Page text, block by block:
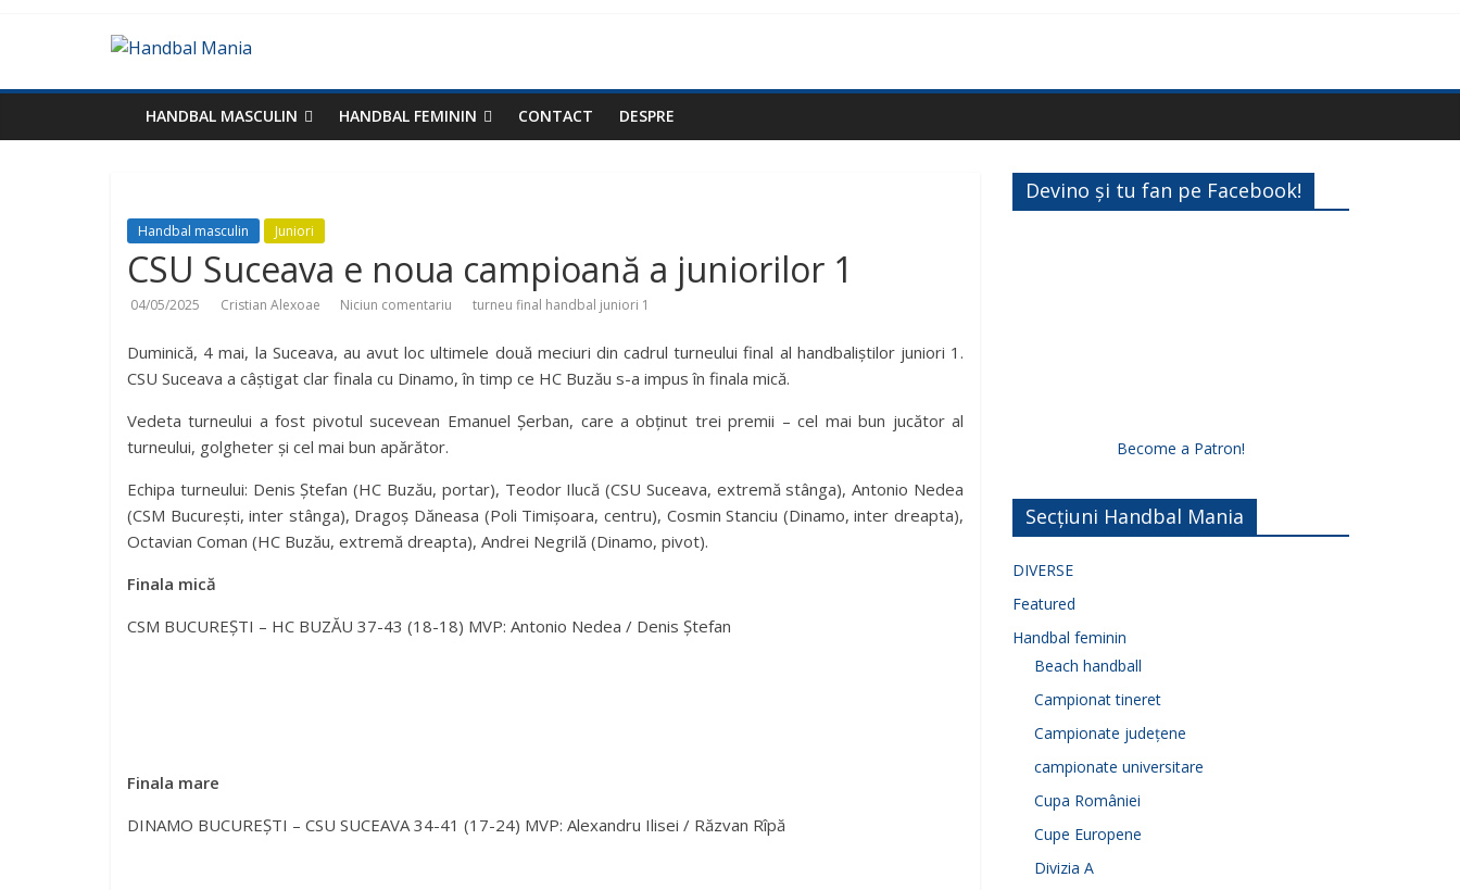
HANDBAL MASCULIN HANDBAL FEMININ CONTACT DESPRE
Handbal masculin Juniori
CSU Suceava e noua campioană a juniorilor 1
04/05/2025 Cristian Alexoae Niciun comentariu turneu final handbal juniori 1
Duminică, 4 mai, la Suceava, au avut loc ultimele două meciuri din cadrul turneului final al handbaliștilor juniori 1.
CSU Suceava a câștigat clar finala cu Dinamo, în timp ce HC Buzău s-a impus în finala mică.
Vedeta turneului a fost pivotul sucevean Emanuel Șerban, care a obținut trei premii – cel mai bun jucător al
turneului, golgheter și cel mai bun apărător.
Echipa turneului: Denis Ștefan (HC Buzău, portar), Teodor Ilucă (CSU Suceava, extremă stânga), Antonio Nedea
(CSM București, inter stânga), Dragoș Dăneasa (Poli Timișoara, centru), Cosmin Stanciu (Dinamo, inter dreapta),
Octavian Coman (HC Buzău, extremă dreapta), Andrei Negrilă (Dinamo, pivot).
Finala mică
CSM BUCUREȘTI – HC BUZĂU 37-43 (18-18) MVP: Antonio Nedea / Denis Ștefan
Finala mare
DINAMO BUCUREȘTI – CSU SUCEAVA 34-41 (17-24) MVP: Alexandru Ilisei / Răzvan Rîpă
Devino și tu fan pe Facebook!
Become a Patron!
Secțiuni Handbal Mania
DIVERSE
Featured
Handbal feminin
Beach handball
Campionat tineret
Campionate județene
campionate universitare
Cupa României
Cupe Europene
Divizia A